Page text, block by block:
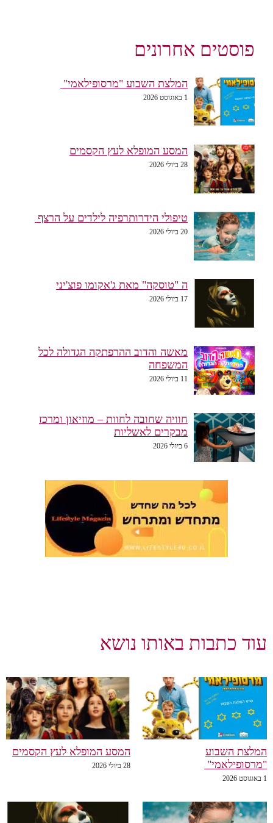
פוסטים אחרונים
המלצת השבוע "מרסופילאמי"
1 באוגוסט 2026
המסע המופלא לעץ הקסמים
28 ביולי 2026
טיפולי הידרותרפיה לילדים על הרצף
20 ביולי 2026
ה "טוסקה" מאת ג'אקומו פוצ'יני
17 ביולי 2026
מאשה והדוב ההרפתקה הגדולה לכל
המשפחה
11 ביולי 2026
חוויה שחובה לחוות – מוזיאון ומרכז
מבקרים לאשליות
6 ביולי 2026
עוד כתבות באותו נושא
המלצת השבוע
"מרסופילאמי"
1 באוגוסט 2026
המסע המופלא לעץ הקסמים
28 ביולי 2026